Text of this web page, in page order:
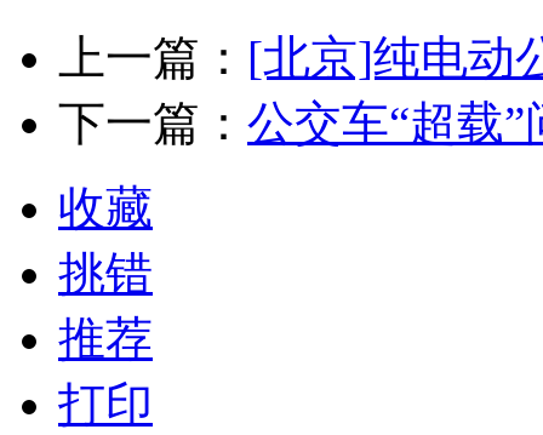
上一篇： [北京]纯电动
下一篇： 公交车“超载
收藏
挑错
推荐
打印